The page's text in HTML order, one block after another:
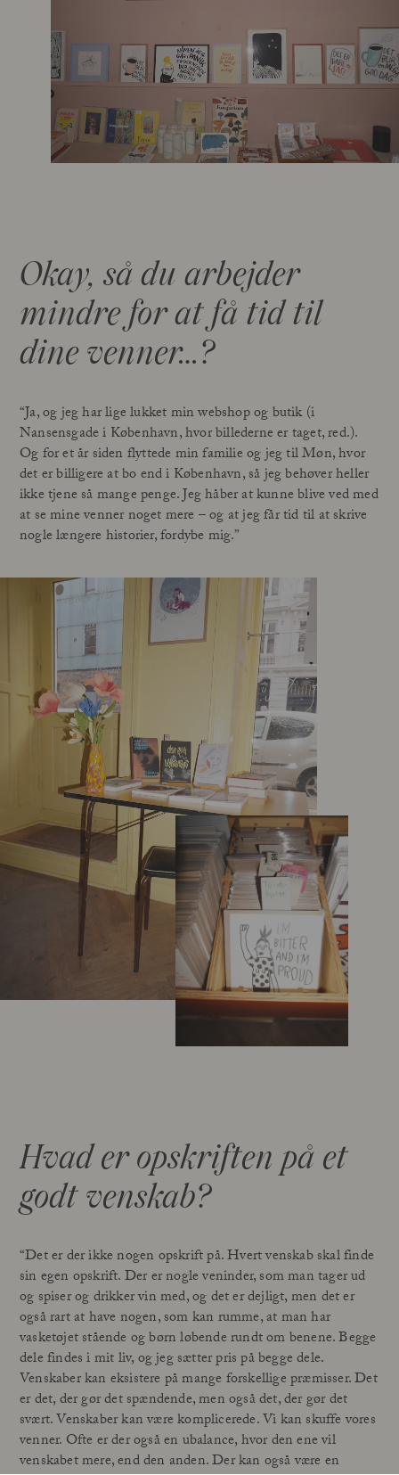
Okay, så du arbejder
mindre for at få tid til
dine venner…?
“Ja, og jeg har lige lukket min webshop og butik (i
Nansensgade i København, hvor billederne er taget, red.).
Og for et år siden flyttede min familie og jeg til Møn, hvor
det er billigere at bo end i København, så jeg behøver heller
ikke tjene så mange penge. Jeg håber at kunne blive ved med
at se mine venner noget mere – og at jeg får tid til at skrive
nogle længere historier, fordybe mig.”
Hvad er opskriften på et
godt venskab?
“Det er der ikke nogen opskrift på. Hvert venskab skal finde
sin egen opskrift. Der er nogle veninder, som man tager ud
og spiser og drikker vin med, og det er dejligt, men det er
også rart at have nogen, som kan rumme, at man har
vasketøjet stående og børn løbende rundt om benene. Begge
dele findes i mit liv, og jeg sætter pris på begge dele.
Venskaber kan eksistere på mange forskellige præmisser. Det
er det, der gør det spændende, men også det, der gør det
svært. Venskaber kan være komplicerede. Vi kan skuffe vores
venner. Ofte er der også en ubalance, hvor den ene vil
venskabet mere, end den anden. Der kan også være en